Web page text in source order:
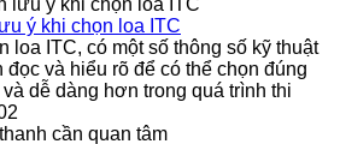
ý khi chọn loa ITC
loa ITC, có một số thông số kỹ thuật
đọc và hiểu rõ để có thể chọn đúng
dễ dàng hơn trong quá trình thi